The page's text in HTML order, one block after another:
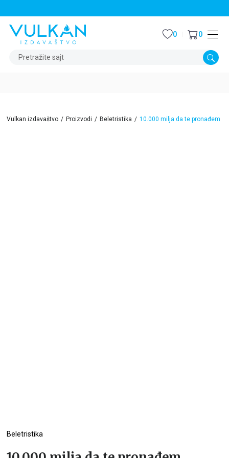
Pretražite sajt
0 0
Vulkan izdavaštvo Proizvodi Beletristika 10.000 milja da te pronađem
Beletristika